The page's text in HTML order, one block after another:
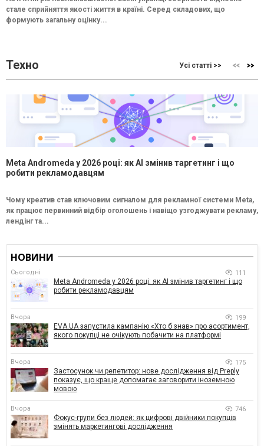
стале сприйняття якості життя в країні. Серед складових, що
формують загальну оцінку...
Техно Усі статті >>
Meta Andromeda у 2026 році: як AI змінив таргетинг і що
робити рекламодавцям
Чому креатив став ключовим сигналом для рекламної системи Meta,
як працює первинний відбір оголошень і навіщо узгоджувати рекламу,
лендінг та...
НОВИНИ
Сьогодні 111
Meta Andromeda у 2026 році: як AI змінив таргетинг і що
робити рекламодавцям
Вчора 199
EVA.UA запустила кампанію «Хто б знав» про асортимент,
якого покупці не очікують побачити на платформі
Вчора 175
Застосунок чи репетитор: нове дослідження від Preply
показує, що краще допомагає заговорити іноземною
мовою
Вчора 746
Фокус-групи без людей: як цифрові двійники покупців
змінять маркетингові дослідження